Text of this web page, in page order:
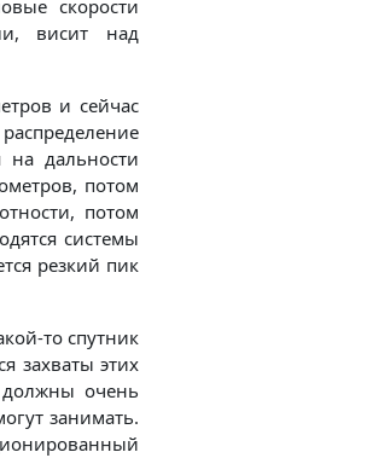
скорости
висит над
и сейчас
на дальности
потом
потом
системы
резкий пик
то спутник
захваты этих
должны очень
занимать.